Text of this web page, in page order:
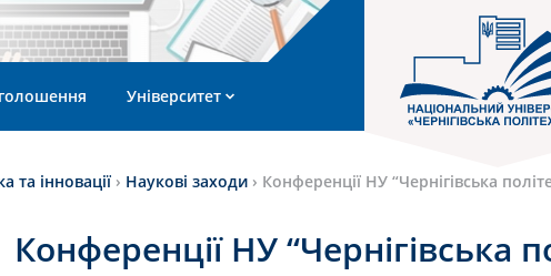
Університет
та інновації › Наукові заходи › Конференції НУ “Чернігівська
Конференції НУ “Чернігівська